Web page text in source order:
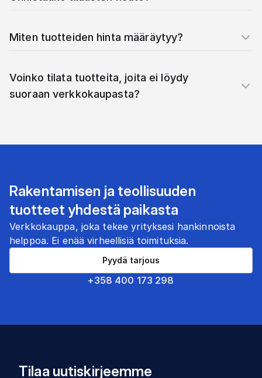
Miten tuotteiden hinta määräytyy?
Voinko tilata tuotteita, joita ei löydy
suoraan verkkokaupasta?
Rakentamisen ja teollisuuden
tuotteet yhdestä paikasta
Verkkokauppa, joka tekee yrityksesi hankinnoista
helppoa. Ei enää virheellisiä toimituksia.
+358 400 173 298
Pyydä tarjous
Tilaa uutiskirjeemme